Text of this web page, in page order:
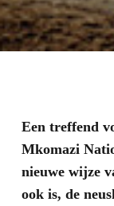
Een treffend
Mkomazi
nieuwe wijze
ook is, de